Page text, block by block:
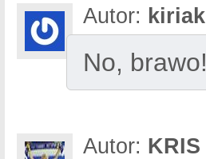
Autor: kiriak
No, brawo!
Autor: KRIS